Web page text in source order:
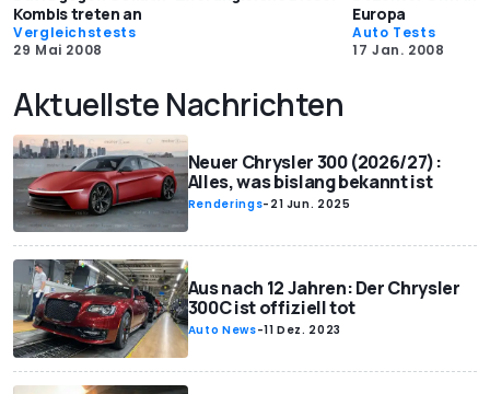
Kombis treten an
Vergleichstests
29 Mai 2008
Europa
Auto Tests
17 Jan. 2008
Aktuellste Nachrichten
Neuer Chrysler 300 (2026/27):
Alles, was bislang bekannt ist
Renderings- 21 Jun. 2025
Aus nach 12 Jahren: Der Chrysler
300C ist offiziell tot
Auto News-11 Dez. 2023